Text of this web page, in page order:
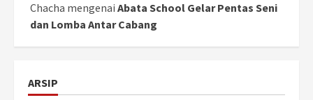
Chacha mengenai Abata School Gelar Pentas Seni
dan Lomba Antar Cabang
ARSIP